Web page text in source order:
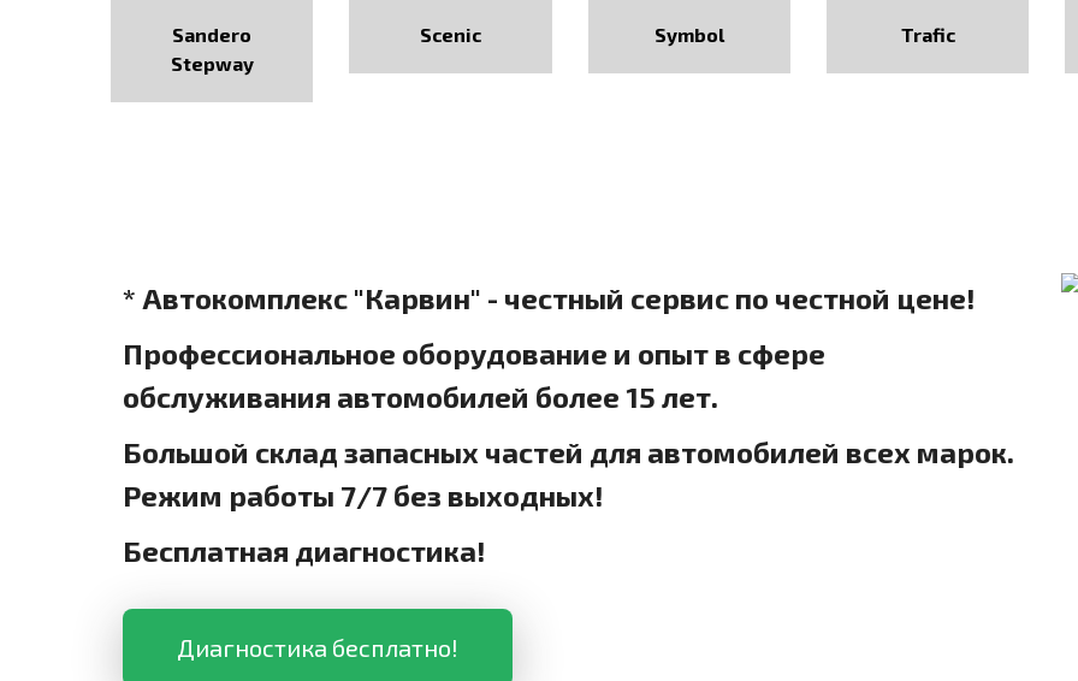
Sandero
Stepway
Scenic Symbol Trafic
* Автокомплекс "Карвин" - честный сервис по честной цене!
Профессиональное оборудование и опыт в сфере
обслуживания автомобилей более 15 лет.
Большой склад запасных частей для автомобилей всех марок.
Режим работы 7/7 без выходных!
Бесплатная диагностика!
Диагностика бесплатно!